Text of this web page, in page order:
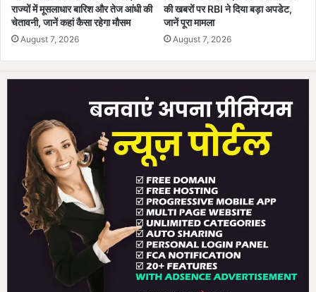
राज्यों में मूसलाधार बारिश और तेज आंधी की
चेतावनी, जानें कहां कैसा रहेगा मौसम
August 7, 2026
की खबरों पर RBI ने दिया बड़ा अपडेट,
जानें पूरा मामला
August 7, 2026